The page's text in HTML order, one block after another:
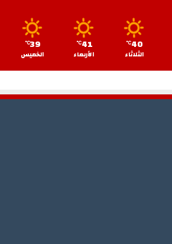
40
℃
الثلاثاء
41
℃
الأربعاء
39
℃
الخميس